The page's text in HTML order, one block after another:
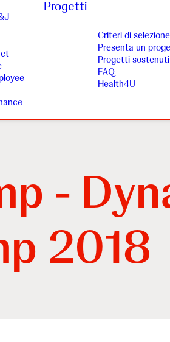
Progetti
Criteri di selezione
Presenta un
Progetti sostenuti
FAQ
Health4U
-
2018